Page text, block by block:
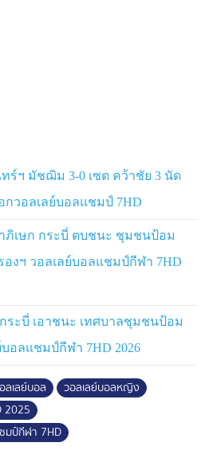
ฯ มัชฌิม 3-0 เซต คว้าชัย 3 นัด
วอลเลย์บอลแชมป์ 7HD
ภิเษก กระบี่ ตบชนะ ชุมชนป้อม
องฯ วอลเลย์บอลแชมป์กีฬา 7HD
ระบี่ เอาชนะ เทศบาลชุมชนป้อม
บอลแชมป์กีฬา 7HD 2026
ลเลย์บอล
วอลเลย์บอลหญิง
2025
มป์กีฬา 7HD